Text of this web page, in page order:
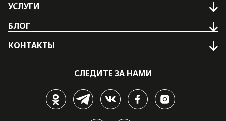
УСЛУГИ
БЛОГ
КОНТАКТЫ
СЛЕДИТЕ ЗА НАМИ